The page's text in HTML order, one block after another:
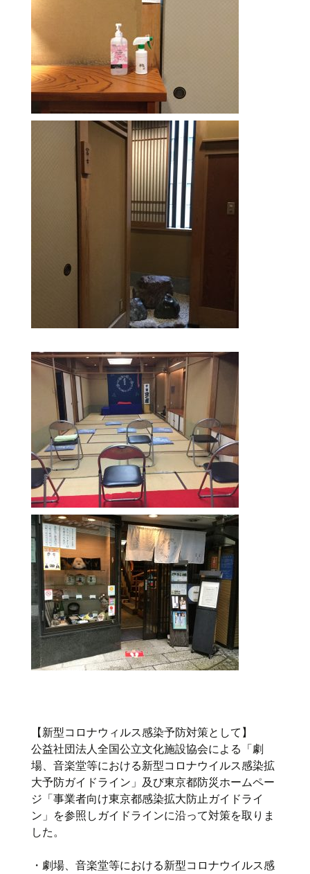
【新型コロナウィルス感染予防対策として】
公益社団法人全国公立文化施設協会による「劇
場、音楽堂等における新型コロナウイルス感染拡
大予防ガイドライン」及び東京都防災ホームペー
ジ「事業者向け東京都感染拡大防止ガイドライ
ン」を参照しガイドラインに沿って対策を取りま
した。
・劇場、音楽堂等における新型コロナウイルス感